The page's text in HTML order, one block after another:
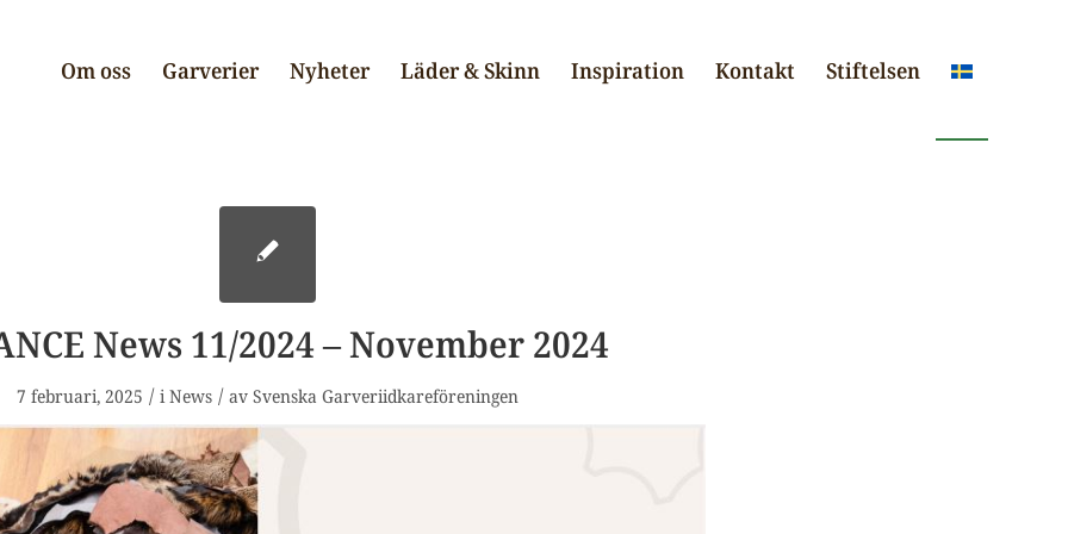
Om oss Garverier Nyheter Läder & Skinn Inspiration Kontakt Stiftelsen
News 11/2024 – November 2024
7 februari, 2025 / iNews / av Svenska Garveriidkareföreningen